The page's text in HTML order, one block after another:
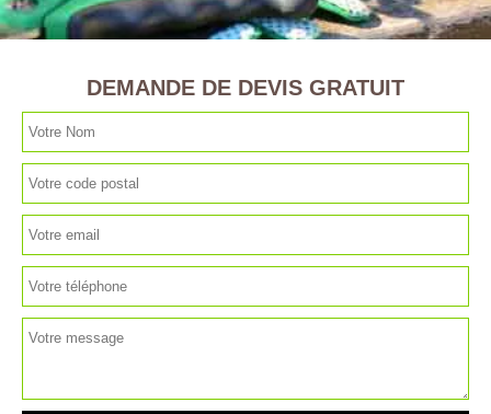
DEMANDE DE DEVIS GRATUIT